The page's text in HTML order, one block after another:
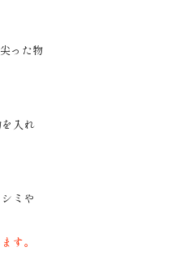
った物
入れ
ミや
す。